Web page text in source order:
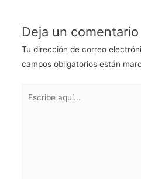
Deja un comentario
Tu dirección de correo
campos obligatorios están